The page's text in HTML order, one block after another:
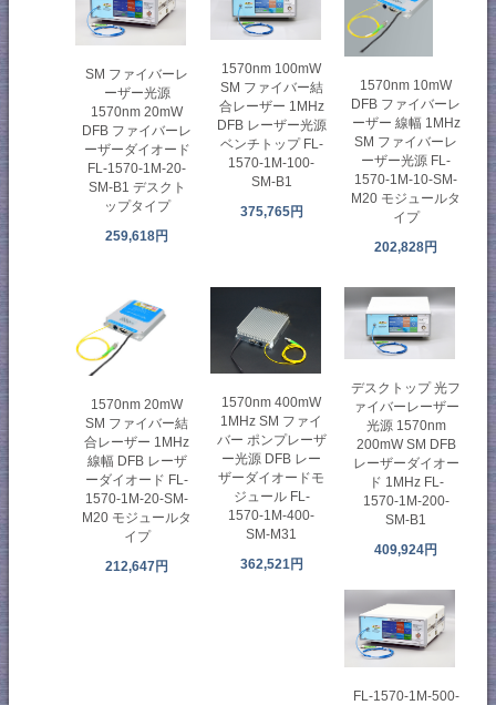
SM ファイバーレ
ーザー光源
1570nm 20mW
DFB ファイバーレ
ーザーダイオード
FL-1570-1M-20-
SM-B1 デスクト
ップタイプ
259,618円
1570nm 100mW
SM ファイバー結
合レーザー 1MHz
DFB レーザー光源
ベンチトップ FL-
1570-1M-100-
SM-B1
375,765円
1570nm 10mW
DFB ファイバーレ
ーザー 線幅 1MHz
SM ファイバーレ
ーザー光源 FL-
1570-1M-10-SM-
M20 モジュールタ
イプ
202,828円
1570nm 20mW
SM ファイバー結
合レーザー 1MHz
線幅 DFB レーザ
ーダイオード FL-
1570-1M-20-SM-
M20 モジュールタ
イプ
212,647円
1570nm 400mW
1MHz SM ファイ
バー ポンプレーザ
ー光源 DFB レー
ザーダイオードモ
ジュール FL-
1570-1M-400-
SM-M31
362,521円
デスクトップ 光フ
ァイバーレーザー
光源 1570nm
200mW SM DFB
レーザーダイオー
ド 1MHz FL-
1570-1M-200-
SM-B1
409,924円
FL-1570-1M-500-